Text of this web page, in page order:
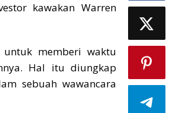
kawakan Warren
memberi waktu
Hal itu diungkap
sebuah wawancara